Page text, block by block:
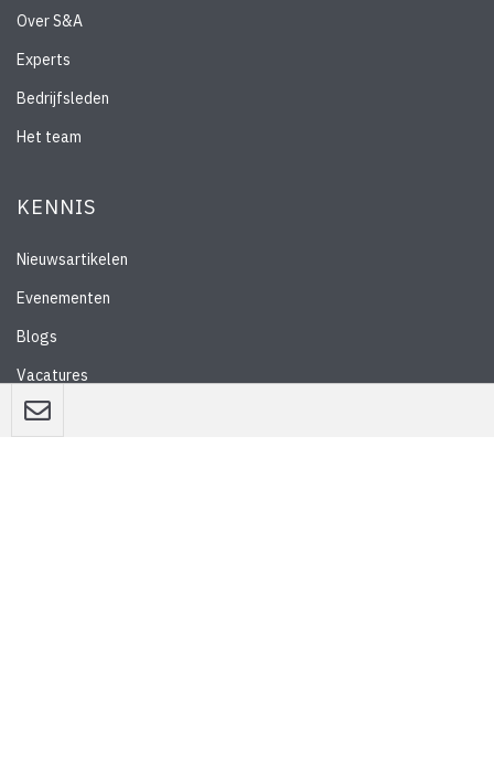
Over S&A
Experts
Bedrijfsleden
Het team
KENNIS
Nieuwsartikelen
Evenementen
Blogs
Vacatures
Nieuwsbrief